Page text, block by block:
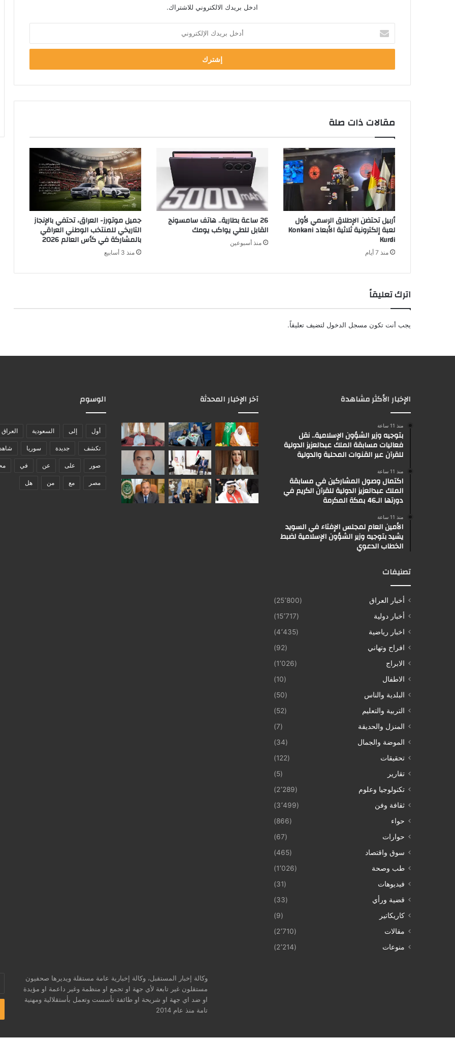
ادخل بريدك الالكتروني للاشتراك.
خ
ب
د
ا
ل
ك
ت
ر
ن
ي
مقالات ذات صلة
أربيل تحتضن الإطلاق الرسمي لأول
لعبة إلكترونية ثلاثية الأبعاد Konkani
Kurdi
منذ 7 أيام
26 ساعة بطارية.. هاتف سامسونج
القابل للطي يواكب يومك
منذ أسبوعين
جميل موتورز- العراق، تحتفي بالإنجاز
التاريخي للمنتخب الوطني العراقي
بالمشاركة في كأس العالم 2026
منذ 3 أسابيع
اترك تعليقاً
يجب أنت تكون مسجل الدخول لتضيف تعليقاً.
الإخبار الأكثر مشاهدة
منذ 11 ساعة
بتوجيه وزير الشؤون الإسلامية.. نقل
فعاليات مسابقة الملك عبدالعزيز الدولية
للقرآن عبر القنوات المحلية والدولية
منذ 11 ساعة
اكتمال وصول المشاركين في مسابقة
الملك عبدالعزيز الدولية للقرآن الكريم في
دورتها الـ46 بمكة المكرمة
منذ 11 ساعة
الأمين العام لمجلس الإفتاء في السويد
يشيد بتوجيه وزير الشؤون الإسلامية لضبط
الخطاب الدعوي
تصنيفات
أخبار العراق
(25٬800)
أخبار دولية
(15٬717)
اخبار رياضية
(4٬435)
افراح وتهاني
(92)
الابراج
(1٬026)
الاطفال
(10)
البلدية والناس
(50)
التربية والتعليم
(52)
المنزل والحديقة
(7)
الموضة والجمال
(34)
تحقيقات
(122)
تقارير
(5)
تكنولوجيا وعلوم
(2٬289)
ثقافة وفن
(3٬499)
حواء
(866)
حوارات
(67)
سوق واقتصاد
(465)
طب وصحة
(1٬026)
فيديوهات
(31)
قضية ورأي
(33)
كاريكاتير
(9)
مقالات
(2٬710)
منوعات
(2٬214)
آخر الإخبار المحدثة الوسوم
أول إلى السعودية العراق
تكشف جديدة سوريا شاهد
صور على عن في
مصر مع من هل
وكالة إخبار المستقبل، وكالة إخبارية عامة مستقلة ويديرها صحفيون
مستقلون غير تابعة لأي جهة او تجمع او منظمة وغير داعمة او مؤيدة
او ضد اي جهة او شريحة او طائفة تأسست وتعمل بأستقلالية ومهنية
تامة منذ عام 2014